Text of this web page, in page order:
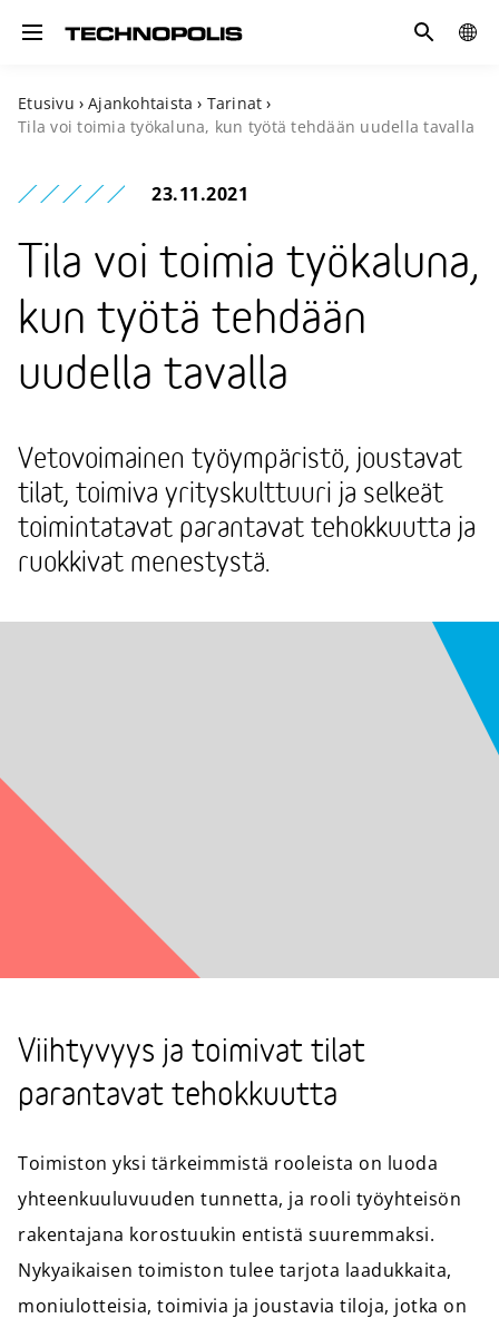
Toggle navigation
Hae
Etusivu › Ajankohtaista › Tarinat ›
Tila voi toimia työkaluna, kun työtä tehdään uudella tavalla
23.11.2021
Tila voi toimia työkaluna,
kun työtä tehdään
uudella tavalla
Vetovoimainen työympäristö, joustavat
tilat, toimiva yrityskulttuuri ja selkeät
toimintatavat parantavat tehokkuutta ja
ruokkivat menestystä.
Viihtyvyys ja toimivat tilat
parantavat tehokkuutta
Toimiston yksi tärkeimmistä rooleista on luoda
yhteenkuuluvuuden tunnetta, ja rooli työyhteisön
rakentajana korostuukin entistä suuremmaksi.
Nykyaikaisen toimiston tulee tarjota laadukkaita,
moniulotteisia, toimivia ja joustavia tiloja, jotka on